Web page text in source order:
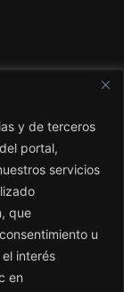
y de terceros
portal,
servicios
que
u
interés
en
Canarias. No
lo que
amo.